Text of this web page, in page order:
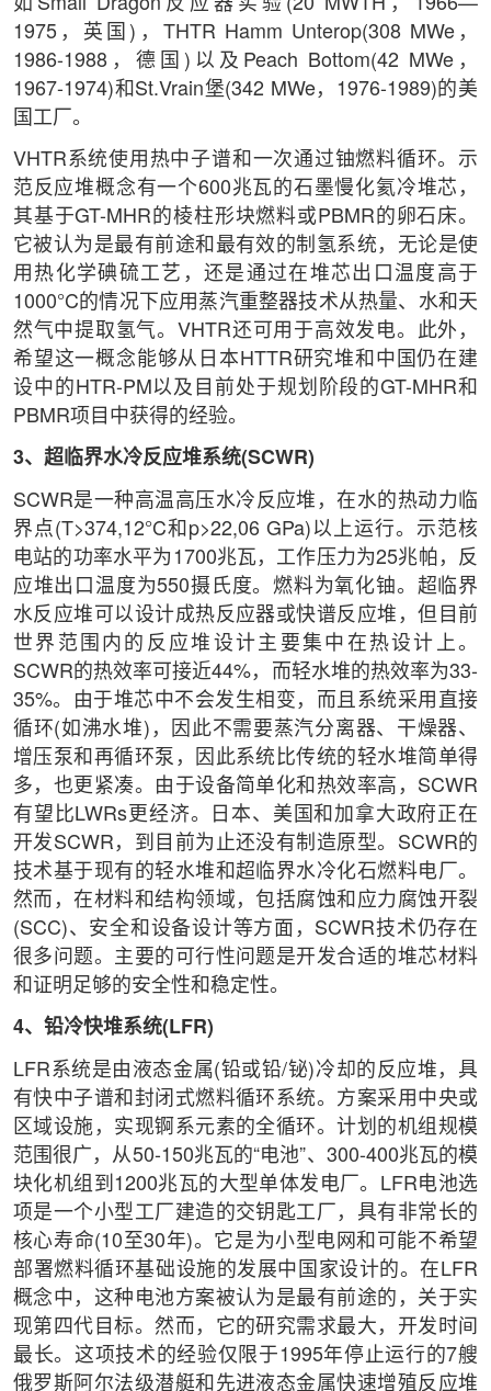
如Small Dragon反应器实验(20 MWTH，1966—
1975，英国)，THTR Hamm Unterop(308 MWe，
1986-1988，德国)以及Peach Bottom(42 MWe，
1967-1974)和St.Vrain堡(342 MWe，1976-1989)的美
国工厂。
VHTR系统使用热中子谱和一次通过铀燃料循环。示
范反应堆概念有一个600兆瓦的石墨慢化氦冷堆芯，
其基于GT-MHR的棱柱形块燃料或PBMR的卵石床。
它被认为是最有前途和最有效的制氢系统，无论是使
用热化学碘硫工艺，还是通过在堆芯出口温度高于
1000°C的情况下应用蒸汽重整器技术从热量、水和天
然气中提取氢气。VHTR还可用于高效发电。此外，
希望这一概念能够从日本HTTR研究堆和中国仍在建
设中的HTR-PM以及目前处于规划阶段的GT-MHR和
PBMR项目中获得的经验。
3、超临界水冷反应堆系统(SCWR)
SCWR是一种高温高压水冷反应堆，在水的热动力临
界点(T>374,12°C和p>22,06 GPa)以上运行。示范核
电站的功率水平为1700兆瓦，工作压力为25兆帕，反
应堆出口温度为550摄氏度。燃料为氧化铀。超临界
水反应堆可以设计成热反应器或快谱反应堆，但目前
世界范围内的反应堆设计主要集中在热设计上。
SCWR的热效率可接近44%，而轻水堆的热效率为33-
35%。由于堆芯中不会发生相变，而且系统采用直接
循环(如沸水堆)，因此不需要蒸汽分离器、干燥器、
增压泵和再循环泵，因此系统比传统的轻水堆简单得
多，也更紧凑。由于设备简单化和热效率高，SCWR
有望比LWRs更经济。日本、美国和加拿大政府正在
开发SCWR，到目前为止还没有制造原型。SCWR的
技术基于现有的轻水堆和超临界水冷化石燃料电厂。
然而，在材料和结构领域，包括腐蚀和应力腐蚀开裂
(SCC)、安全和设备设计等方面，SCWR技术仍存在
很多问题。主要的可行性问题是开发合适的堆芯材料
和证明足够的安全性和稳定性。
4、铅冷快堆系统(LFR)
LFR系统是由液态金属(铅或铅/铋)冷却的反应堆，具
有快中子谱和封闭式燃料循环系统。方案采用中央或
区域设施，实现锕系元素的全循环。计划的机组规模
范围很广，从50-150兆瓦的“电池”、300-400兆瓦的模
块化机组到1200兆瓦的大型单体发电厂。LFR电池选
项是一个小型工厂建造的交钥匙工厂，具有非常长的
核心寿命(10至30年)。它是为小型电网和可能不希望
部署燃料循环基础设施的发展中国家设计的。在LFR
概念中，这种电池方案被认为是最有前途的，关于实
现第四代目标。然而，它的研究需求最大，开发时间
最长。这项技术的经验仅限于1995年停止运行的7艘
俄罗斯阿尔法级潜艇和先进液态金属快速增殖反应堆